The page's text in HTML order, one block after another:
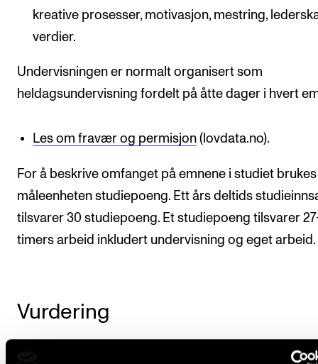
kreative prosesser, motivasjon, mestring,
verdier.
Undervisningen er normalt organisert som
heldagsundervisning fordelt på åtte dager i hvert
Les om fravær og permisjon (lovdata.no).
For å beskrive omfanget på emnene i studiet brukes
måleenheten studiepoeng. Ett års deltids
tilsvarer 30 studiepoeng. Et studiepoeng tilsvarer
timers arbeid inkludert undervisning og eget arbeid.
Vurdering
I NMHs emneportefølje inngår både emner som